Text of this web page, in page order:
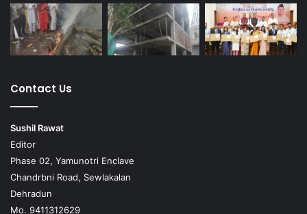
Contact Us
Sushil Rawat
Editor
Phase 02, Yamunotri Enclave
Chandrbni Road, Sewlakalan
Dehradun
Mo. 9411312629